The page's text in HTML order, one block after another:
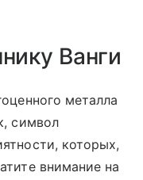
Ванги
металла
символ
которых,
внимание на